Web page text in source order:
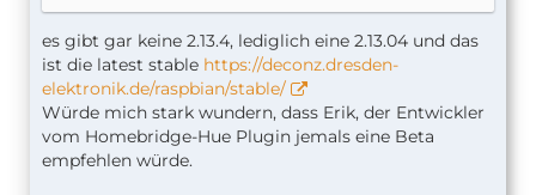
es gibt gar keine 2.13.4, lediglich eine 2.13.04 und das
ist die latest stable https://deconz.dresden-
elektronik.de/raspbian/stable/
Würde mich stark wundern, dass Erik, der Entwickler
vom Homebridge-Hue Plugin jemals eine Beta
empfehlen würde.